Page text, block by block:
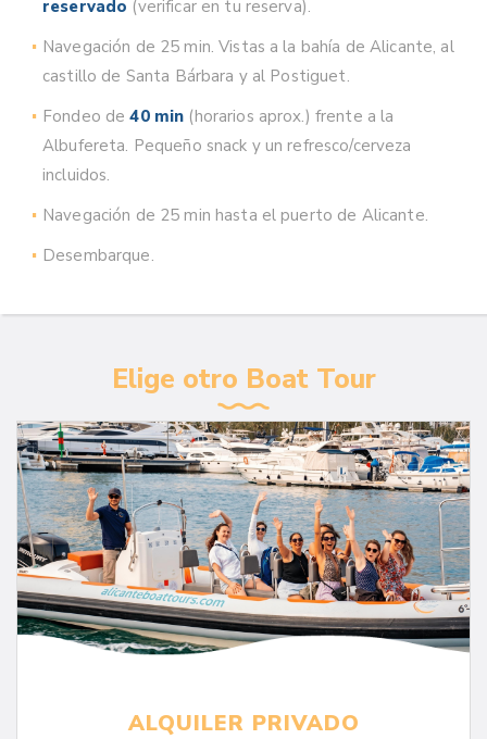
reservado (verificar en tu reserva).
Navegación de 25 min. Vistas a la bahía de Alicante, al
castillo de Santa Bárbara y al Postiguet.
Fondeo de40 min (horarios aprox.) frente a la
Albufereta. Pequeño snack y un refresco/cerveza
incluidos.
Navegación de 25 min hasta el puerto de Alicante.
Desembarque.
Elige otro Boat Tour
ALQUILER PRIVADO